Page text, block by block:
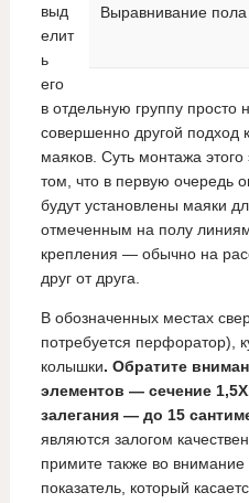
Выравнивание
выд
елит
ь
его
в отдельную группу просто
совершенно другой подход
маяков. Суть монтажа
том, что в первую очередь
будут установлены маяки
отмеченным на полу
крепления — обычно на
друг от друга.
В обозначенных местах
потребуется перфоратор),
колышки. Обратите
элементов — сечение
залегания — до 15
являются залогом
примите также во
показатель, который